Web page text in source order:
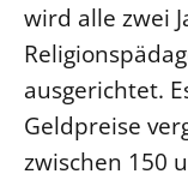
wird alle zwei
ausgerichtet.
Geldpreise
zwischen 150